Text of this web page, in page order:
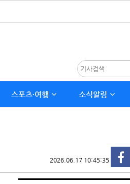
스포츠∙여행 소식알림
2026.06.17 10:45:35